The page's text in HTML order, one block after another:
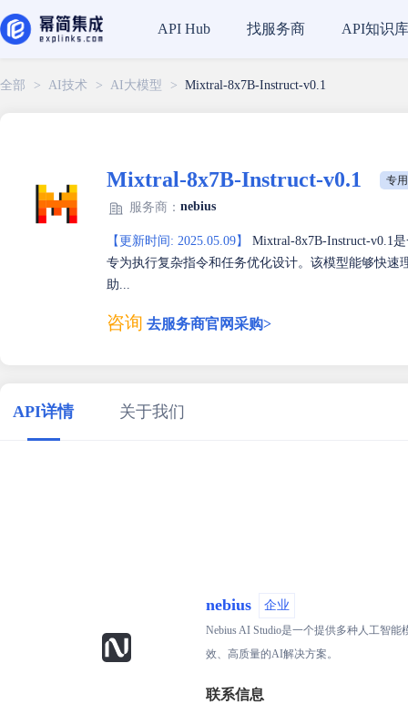
API Hub 找服务商 API知识库
全部 > AI技术 > AI大模型 > Mixtral-8x7B-Instruct-v0.1
Mixtral-8x7B-Instruct-v0.1 专
服务商： nebius
【更新时间: 2025.05.09】
Mixtral-8x7B-Instruct-v0.1
专为执行复杂指令和任务优化设计。该模型能够快
助...
咨询 去服务商官网采购>
API详情 关于我们
nebius 企业
Nebius AI Studio是一个提供多种人工智
效、高质量的AI解决方案。
联系信息